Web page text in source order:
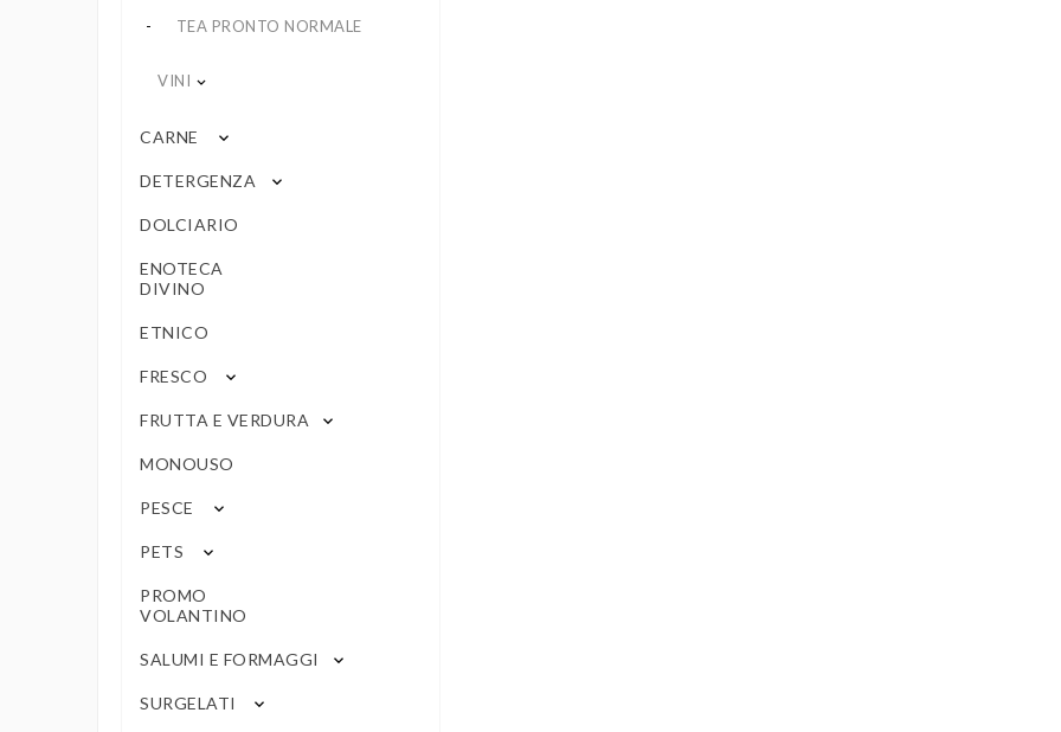
TEA PRONTO NORMALE
VINI keyboard_arrow_down
CARNE keyboard_arrow_down
DETERGENZA keyboard_arrow_down
DOLCIARIO
ENOTECA
DIVINO
ETNICO
FRESCO keyboard_arrow_down
FRUTTA E VERDURA keyboard_arrow_down
MONOUSO
PESCE keyboard_arrow_down
PETS keyboard_arrow_down
PROMO
VOLANTINO
SALUMI E FORMAGGI keyboard_arrow_down
SURGELATI keyboard_arrow_down